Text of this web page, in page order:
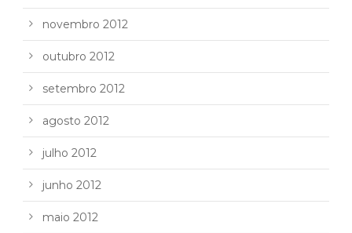
novembro 2012
outubro 2012
setembro 2012
agosto 2012
julho 2012
junho 2012
maio 2012